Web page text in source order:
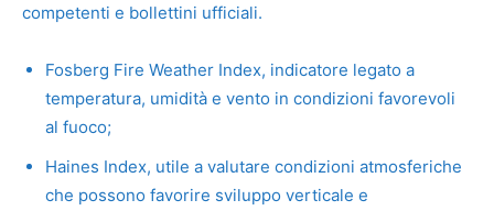
competenti e bollettini ufficiali.
Fosberg Fire Weather Index, indicatore legato a
temperatura, umidità e vento in condizioni favorevoli
al fuoco;
Haines Index, utile a valutare condizioni atmosferiche
che possono favorire sviluppo verticale e